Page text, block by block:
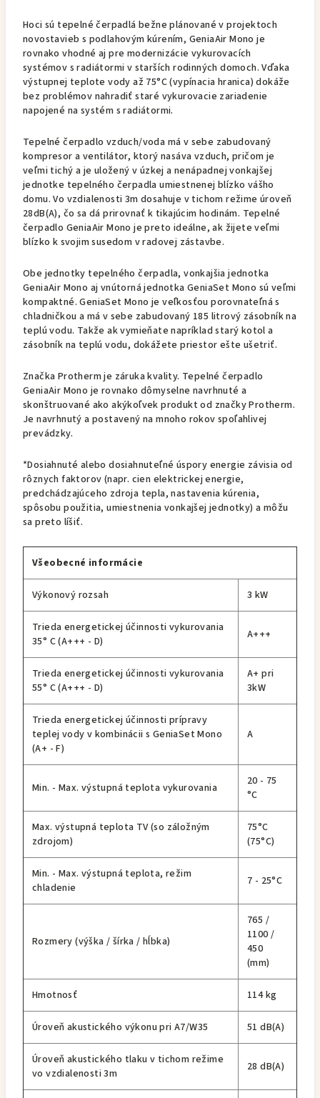
Hoci sú tepelné čerpadlá bežne plánované v projektoch
novostavieb s podlahovým kúrením, GeniaAir Mono je
rovnako vhodné aj pre modernizácie vykurovacích
systémov s radiátormi v starších rodinných domoch. Vďaka
výstupnej teplote vody až 75°C (vypínacia hranica) dokáže
bez problémov nahradiť staré vykurovacie zariadenie
napojené na systém s radiátormi.
Tepelné čerpadlo vzduch/voda má v sebe zabudovaný
kompresor a ventilátor, ktorý nasáva vzduch, pričom je
veľmi tichý a je uložený v úzkej a nenápadnej vonkajšej
jednotke tepelného čerpadla umiestnenej blízko vášho
domu. Vo vzdialenosti 3m dosahuje v tichom režime úroveň
28dB(A), čo sa dá prirovnať k tikajúcim hodinám. Tepelné
čerpadlo GeniaAir Mono je preto ideálne, ak žijete veľmi
blízko k svojim susedom v radovej zástavbe.
Obe jednotky tepelného čerpadla, vonkajšia jednotka
GeniaAir Mono aj vnútorná jednotka GeniaSet Mono sú veľmi
kompaktné. GeniaSet Mono je veľkosťou porovnateľná s
chladničkou a má v sebe zabudovaný 185 litrový zásobník na
teplú vodu. Takže ak vymieňate napríklad starý kotol a
zásobník na teplú vodu, dokážete priestor ešte ušetriť.
Značka Protherm je záruka kvality. Tepelné čerpadlo
GeniaAir Mono je rovnako dômyselne navrhnuté a
skonštruované ako akýkoľvek produkt od značky Protherm.
Je navrhnutý a postavený na mnoho rokov spoľahlivej
prevádzky.
*Dosiahnuté alebo dosiahnuteľné úspory energie závisia od
rôznych faktorov (napr. cien elektrickej energie,
predchádzajúceho zdroja tepla, nastavenia kúrenia,
spôsobu použitia, umiestnenia vonkajšej jednotky) a môžu
sa preto líšiť.
Všeobecné informácie
Výkonový rozsah 3 kW
Trieda energetickej účinnosti vykurovania
35° C (A+++ - D)
A+++
Trieda energetickej účinnosti vykurovania
55° C (A+++ - D)
A+ pri
3kW
Trieda energetickej účinnosti prípravy
teplej vody v kombinácii s GeniaSet Mono
(A+ - F)
A
Min. - Max. výstupná teplota vykurovania
20 - 75
°C
Max. výstupná teplota TV (so záložným
zdrojom)
75°C
(75°C)
Min. - Max. výstupná teplota, režim
chladenie
7 - 25°C
Rozmery (výška / šírka / hĺbka)
765 /
1100 /
450
(mm)
Hmotnosť 114 kg
Úroveň akustického výkonu pri A7/W35 51 dB(A)
Úroveň akustického tlaku v tichom režime
vo vzdialenosti 3m
28 dB(A)